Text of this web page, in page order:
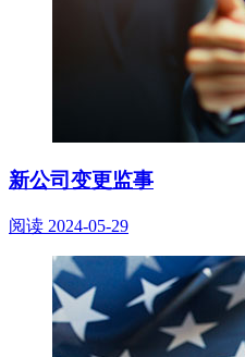
新公司变更监事
阅读 2024-05-29